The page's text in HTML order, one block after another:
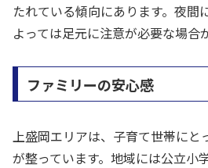
たれている傾向にあります。夜間
よっては足元に注意が必要な場合
ファミリーの安心感
上盛岡エリアは、子育て世帯に
が整っています。地域には公立小